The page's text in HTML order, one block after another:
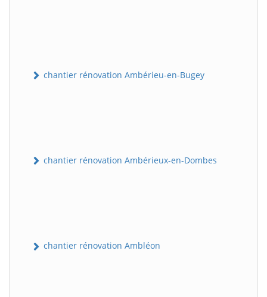
chantier rénovation Ambérieu-en-Bugey
chantier rénovation Ambérieux-en-Dombes
chantier rénovation Ambléon